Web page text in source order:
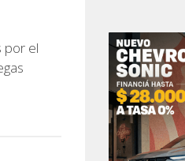
por el